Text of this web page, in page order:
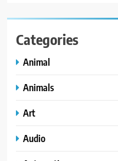
Categories
Animal
Animals
Art
Audio